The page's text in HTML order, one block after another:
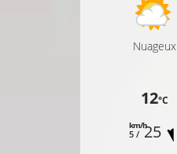
Nuageux
12°C
5 /
km/h25